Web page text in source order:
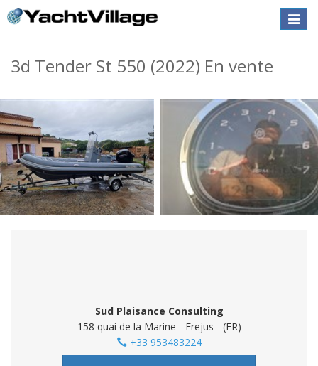
Toggle
3d Tender St 550 (2022) En vente
Sud Plaisance Consulting
158 quai de la Marine - Frejus - (FR)
+33 953483224